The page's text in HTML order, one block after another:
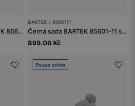
Růžová zimní sada BARTEK 85601-15 čepice s bambulí + nákrčník + rukavice
BARTEK / 8560111
Černá sada BARTEK 85601-11 s čepicí s bambulí, nákrčníkem a rukavicemi
899.00 Kč
Pouze online